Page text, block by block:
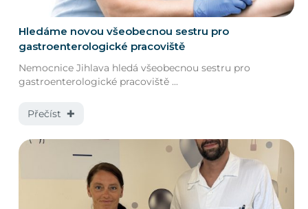
Hledáme novou všeobecnou sestru pro
gastroenterologické pracoviště
Nemocnice Jihlava hledá všeobecnou sestru pro
gastroenterologické pracoviště ...
Přečíst ✚